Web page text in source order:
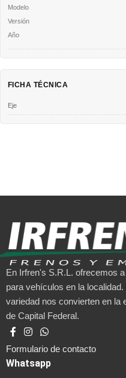
FICHA TÉCNICA
Eje
En Irfren's S.R.L. ofrecemos
para vehículos en la
variedad nos convierten en la
de Capital Federal.
Formulario de contacto
Whatsapp